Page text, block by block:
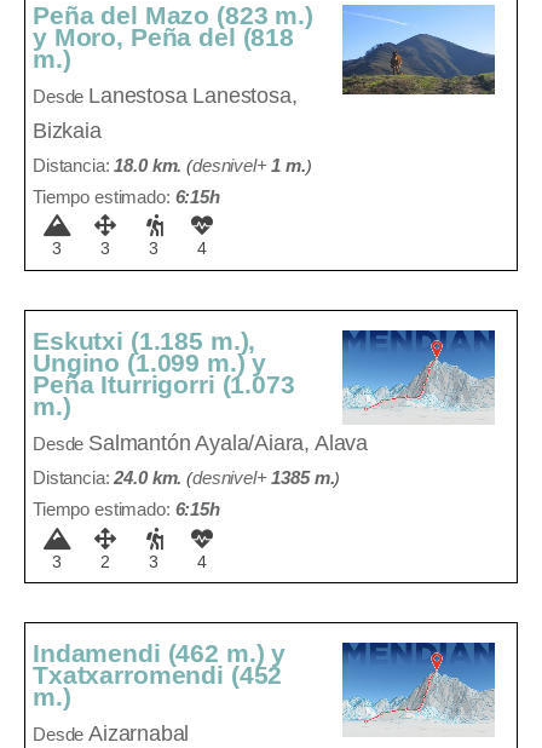
Peña del Mazo (823 m.)
y Moro, Peña del (818
m.)
Desde Lanestosa Lanestosa,
Bizkaia
Distancia:18.0 km. (desnivel+1 m.)
Tiempo estimado: 6:15h
3 3 3 4
Eskutxi (1.185 m.),
Ungino (1.099 m.) y
Peña Iturrigorri (1.073
m.)
Desde SalmantónAyala/Aiara, Alava
Distancia:24.0 km. (desnivel+1385 m.)
Tiempo estimado: 6:15h
3 2 3 4
Indamendi (462 m.) y
Txatxarromendi (452
m.)
DesdeAizarnabal